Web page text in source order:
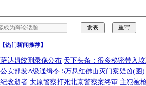
【热门新闻推荐】
萨达姆绞刑录像公布 天下头条：很多秘密带入
公安部发A级通缉令 5万悬红佛山灭门案疑凶(图)
纪念逝者 太原警察打死北京警察案终审 主犯被